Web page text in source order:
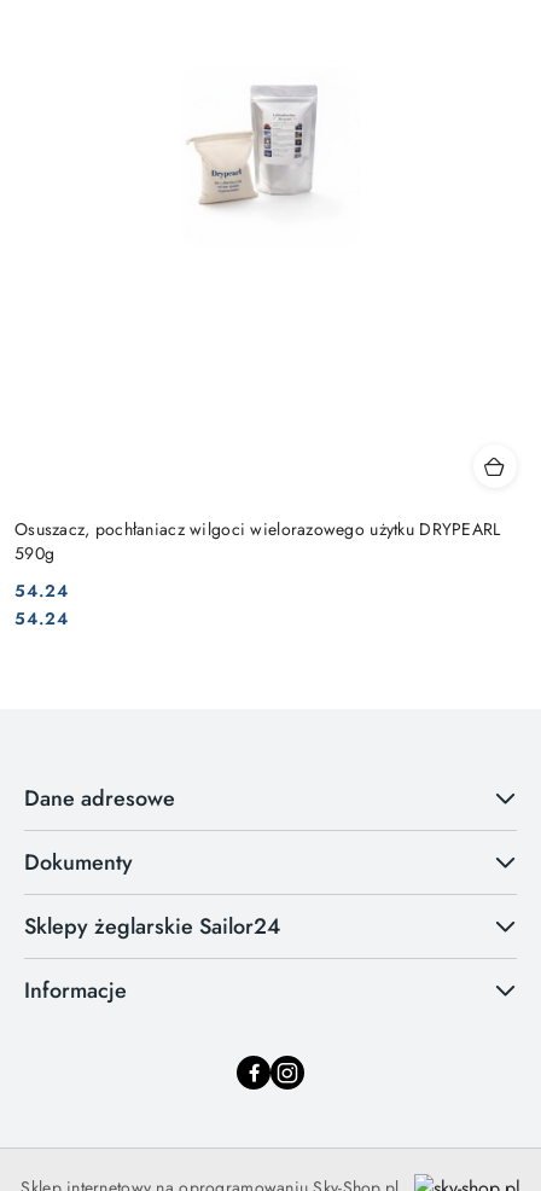
Osuszacz, pochłaniacz wilgoci wielorazowego użytku DRYPEARL
590g
Cena:
54.24
Cena:
54.24
Dane adresowe
Dokumenty
Sklepy żeglarskie Sailor24
Informacje